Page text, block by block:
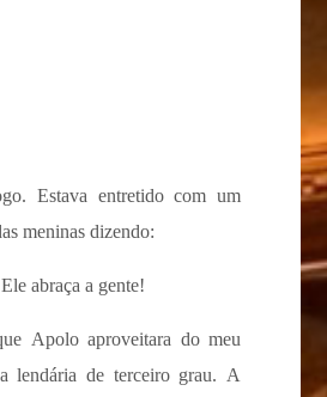
Estava entretido com um
meninas dizendo:
abraça a gente!
Apolo aproveitara do meu
lendária de terceiro grau. A